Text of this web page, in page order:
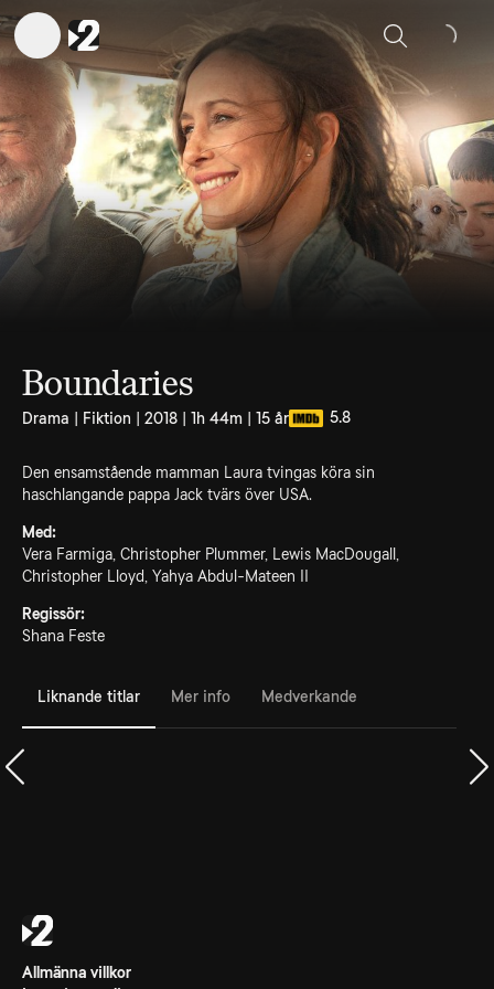
Sök
Boundaries
Drama | Fiktion | 2018 | 1h 44m | 15 år 5.8
Den ensamstående mamman Laura tvingas köra sin
haschlangande pappa Jack tvärs över USA.
Med:
Vera Farmiga, Christopher Plummer, Lewis MacDougall,
Christopher Lloyd, Yahya Abdul-Mateen II
Regissör:
Shana Feste
Liknande titlar Mer info Medverkande
Allmänna villkor